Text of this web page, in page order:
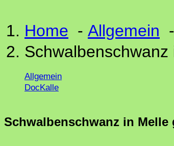
Home - Allgemein -
Allgemein
DocKalle
Schwalbenschwanz in Melle